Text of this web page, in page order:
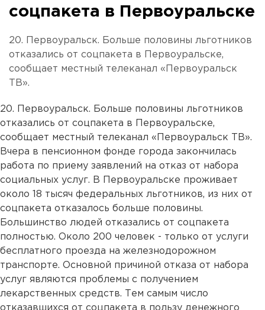
соцпакета в Первоуральске
20. Первоуральск. Больше половины льготников
отказались от соцпакета в Первоуральске,
сообщает местный телеканал «Первоуральск
ТВ».
20. Первоуральск. Больше половины льготников
отказались от соцпакета в Первоуральске,
сообщает местный телеканал «Первоуральск ТВ».
Вчера в пенсионном фонде города закончилась
работа по приему заявлений на отказ от набора
социальных услуг. В Первоуральске проживает
около 18 тысяч федеральных льготников, из них от
соцпакета отказалось больше половины.
Большинство людей отказались от соцпакета
полностью. Около 200 человек - только от услуги
бесплатного проезда на железнодорожном
транспорте. Основной причиной отказа от набора
услуг являются проблемы с получением
лекарственных средств. Тем самым число
отказавшихся от соцпакета в пользу денежного